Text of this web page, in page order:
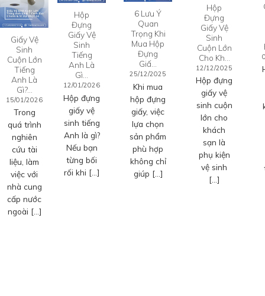
Giấy Vệ
Sinh
Cuộn Lớn
Tiếng
Anh Là
Gì?…
15/01/2026
Trong
quá trình
nghiên
cứu tài
liệu, làm
việc với
nhà cung
cấp nước
ngoài […]
Hộp
Đựng
Giấy Vệ
Sinh
Tiếng
Anh Là
Gì…
12/01/2026
Hộp đựng
giấy vệ
sinh tiếng
Anh là gì?
Nếu bạn
từng bối
rối khi […]
6 Lưu Ý
Quan
Trọng Khi
Mua Hộp
Đựng
Giấ…
25/12/2025
Khi mua
hộp đựng
giấy, việc
lựa chọn
sản phẩm
phù hợp
không chỉ
giúp […]
Hộp
Đựng
Giấy Vệ
Sinh
Cuộn Lớn
Cho Kh…
12/12/2025
Hộp đựng
giấy vệ
sinh cuộn
lớn cho
khách
sạn là
phụ kiện
vệ sinh
[…]